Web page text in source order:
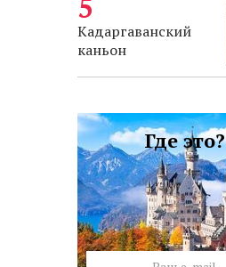
Кадаргаванский
каньон
Где это?